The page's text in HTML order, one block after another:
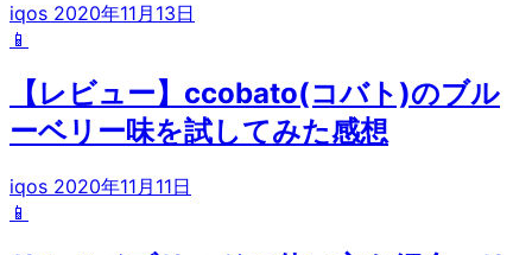
iqos 2020年11月13日
📱
【レビュー】ccobato(コバト)のブル
ーベリー味を試してみた感想
iqos 2020年11月11日
📱